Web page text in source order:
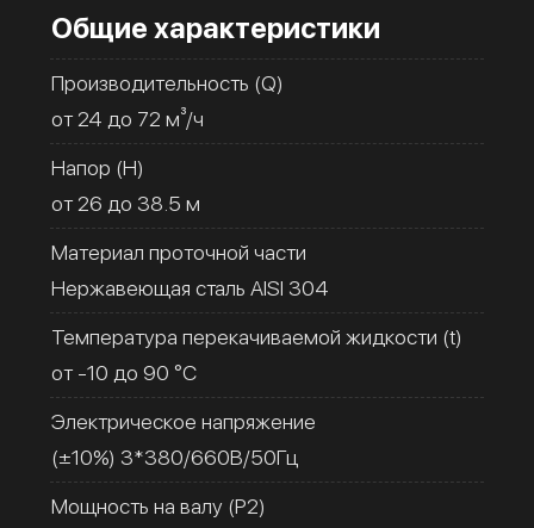
Общие характеристики
Производительность (Q)
от 24 до 72 м³/ч
Напор (H)
от 26 до 38.5 м
Материал проточной части
Нержавеющая сталь AISI 304
Температура перекачиваемой жидкости (t)
от -10 до 90 °C
Электрическое напряжение
(±10%) 3*380/660В/50Гц
Мощность на валу (Р2)